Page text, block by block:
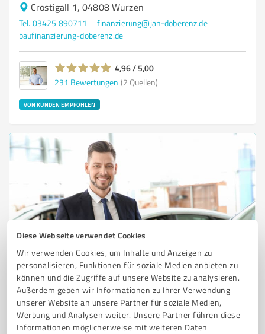
Diese Webseite verwendet Cookies
Wir verwenden Cookies, um Inhalte und Anzeigen zu
personalisieren, Funktionen für soziale Medien anbieten zu
können und die Zugriffe auf unsere Website zu analysieren.
Außerdem geben wir Informationen zu Ihrer Verwendung
unserer Website an unsere Partner für soziale Medien,
Werbung und Analysen weiter. Unsere Partner führen diese
Informationen möglicherweise mit weiteren Daten
Crostigall 1, 04808 Wurzen
Tel. 03425 890711
finanzierung@jan-doberenz.de
baufinanzierung-doberenz.de
4,96 / 5,00
231 Bewertungen (2 Quellen)
VON KUNDEN EMPFOHLEN
Sie möchten auch hier gelistet werden?
Registrieren Sie sich jetzt und werden Sie ein von
Kunden empfohlener ProvenExpert!